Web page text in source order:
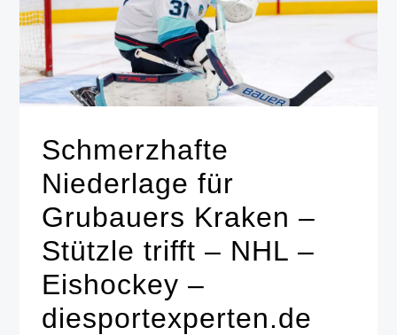
Schmerzhafte
Niederlage für
Grubauers Kraken –
Stützle trifft – NHL –
Eishockey –
diesportexperten.de